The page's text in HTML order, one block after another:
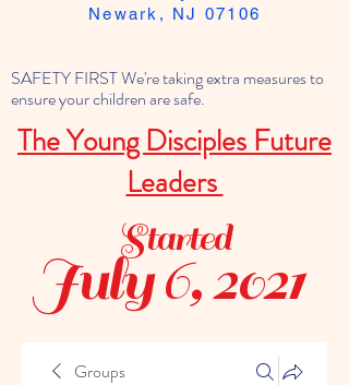
SAFETY FIRST We're taking extra measures to
ensure your children are safe.
The Young Disciples Future
Leaders
Newark, NJ 07106
July 6, 2021
Started
Groups